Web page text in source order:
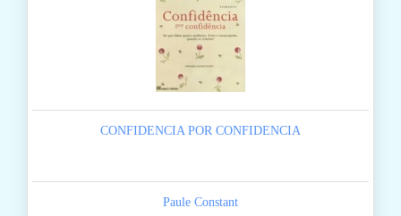
CONFIDENCIA POR CONFIDENCIA
Paule Constant